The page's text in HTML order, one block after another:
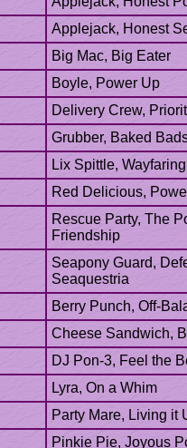
Rescue Party, The
Seapony Guard,